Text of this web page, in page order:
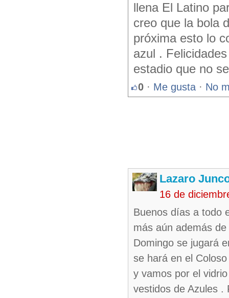
llena El Latino
creo que la bola
próxima esto lo
azul .
estadio que no
0 · Me gusta · No
Lazaro
16 de
Buenos días a todo
más aún además
Domingo se jugará
se hará en el
y vamos por el
vestidos de Azules .